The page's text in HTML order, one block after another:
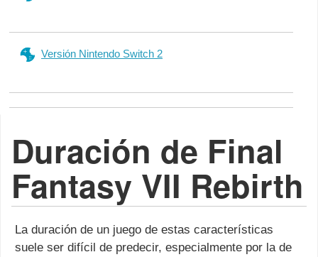
Versión Nintendo Switch 2
Duración de Final
Fantasy VII Rebirth
La duración de un juego de estas características
suele ser difícil de predecir, especialmente por la de